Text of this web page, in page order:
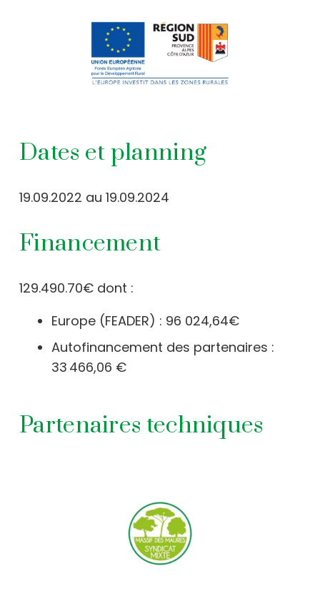
Dates et planning
19.09.2022 au 19.09.2024
Financement
129.490.70€ dont :
Europe (FEADER) : 96 024,64€
Autofinancement des partenaires :
33 466,06 €
Partenaires techniques